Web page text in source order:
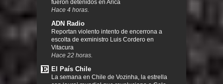
fueron detenidos en Arica
Hace 4 horas.
ADN Radio
Reportan violento intento de encerrona a
escolta de exministro Luis Cordero en
Vitacura
Hace 22 horas.
El País Chile
La semana en Chile de Vozinha, la estrella